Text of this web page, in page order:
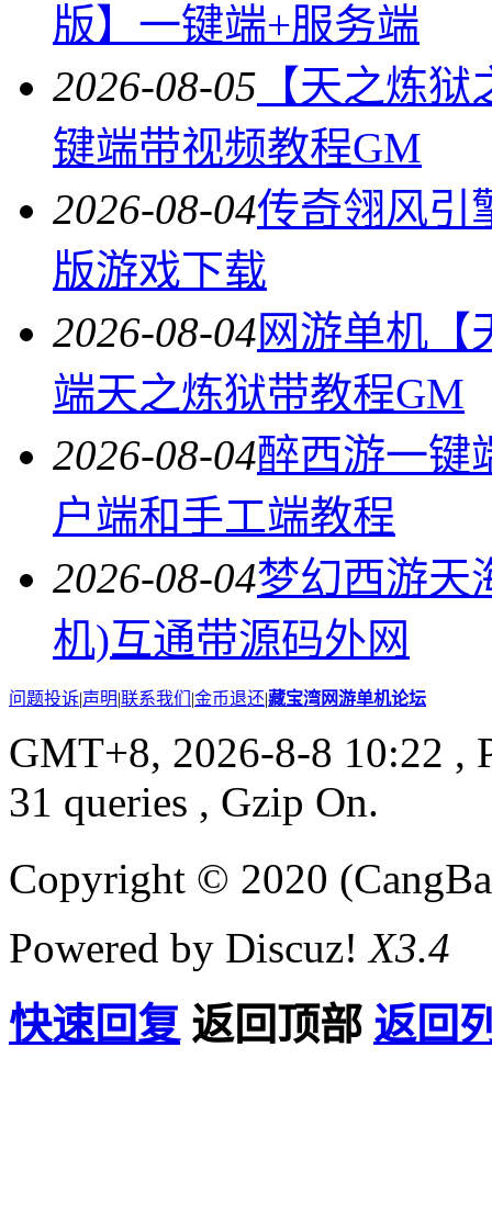
版】一键端+服务端
2026-08-05 【天之炼
键端带视频教程GM
2026-08-04传奇翎风引
版游戏下载
2026-08-04网游单机【
端天之炼狱带教程GM
2026-08-04醉西游一键
户端和手工端教程
2026-08-04梦幻西游天
机)互通带源码外网
问题投诉|声明|联系我们 |金币退还|藏宝湾网游单机论坛
GMT+8, 2026-8-8 10:22 ,
31 queries , Gzip On.
Copyright © 2020
Powered by Discuz!X3.4
快速回复 返回顶部 返回